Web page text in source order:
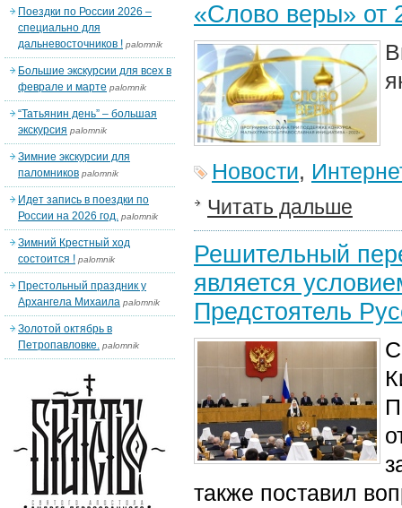
«Слово веры» от
Новости,
Читать дальше
Решительный
является
Предстоятель
также поставил
Поездки по России 2026 –
специально для
дальневосточников ! palomnik
Большие экскурсии для всех в
феврале и марте palomnik
“Татьянин день” – большая
экскурсия palomnik
Зимние экскурсии для
паломников palomnik
Идет запись в поездки по
России на 2026 год. palomnik
Зимний Крестный ход
состоится ! palomnik
Престольный праздник у
Архангела Михаила palomnik
Золотой октябрь в
Петропавловке. palomnik